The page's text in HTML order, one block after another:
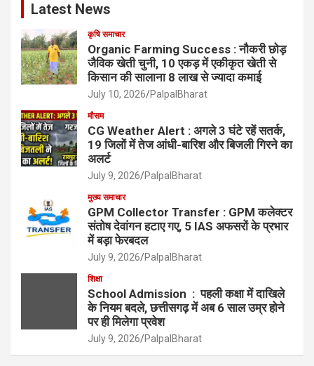
Latest News
कृषि समाचार
Organic Farming Success : नौकरी छोड़
जैविक खेती चुनी, 10 एकड़ में एकीकृत खेती से
किसान की सालाना 8 लाख से ज्यादा कमाई
July 10, 2026 PalpalBharat
मौसम
CG Weather Alert : अगले 3 घंटे रहें सतर्क,
19 जिलों में तेज आंधी-बारिश और बिजली गिरने का
अलर्ट
July 9, 2026 PalpalBharat
मुख्य समाचार
GPM Collector Transfer : GPM कलेक्टर
संतोष देवांगन हटाए गए, 5 IAS अफसरों के प्रभार
में बड़ा फेरबदल
July 9, 2026 PalpalBharat
शिक्षा
School Admission : पहली कक्षा में दाखिले
के नियम बदले, छत्तीसगढ़ में अब 6 साल उम्र होने
पर ही मिलेगा प्रवेश
July 9, 2026 PalpalBharat